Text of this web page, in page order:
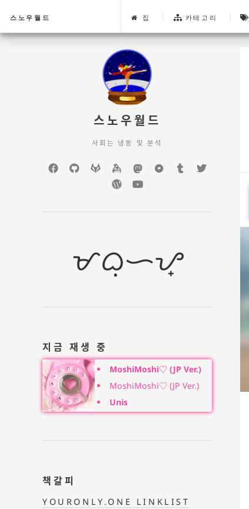
스노우월드 집 카테고리
스노우월드
사회는 냉동 및 분석
Facebook
GitHubGitLab keybasemastodonPixelfedTumblr
WordPress
ᜋᜊᜓᜑᜌ᜔
지금 재생 중
MoshiMoshi♡ (JP Ver.)
MoshiMoshi♡ (JP Ver.)
Unis
책갈피
YOURONLY.ONE LINKLIST